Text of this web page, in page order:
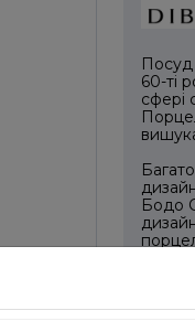
Посуд
60-ті
сфері
Бодо